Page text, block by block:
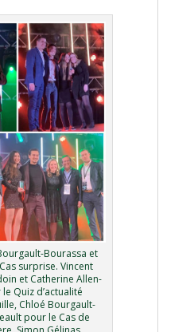
Bourassa et
surprise. Vincent
et Catherine Allen-
Quiz d’actualité
Chloé Bourgault-
pour le Cas de